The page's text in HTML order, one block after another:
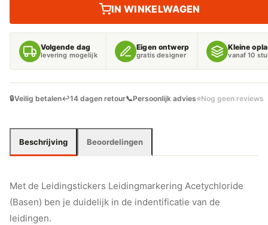
IN WINKELWAGEN
Volgende dag
levering mogelijk
Eigen ontwerp
gratis designer
Kleine
vanaf 10
🔒Veilig betalen↩️14 dagen retour📞Persoonlijk advies⭐Nog geen reviews
Beschrijving Beoordelingen
Met de Leidingstickers Leidingmarkering Acetychloride
(Basen) ben je duidelijk in de indentificatie van de
leidingen.